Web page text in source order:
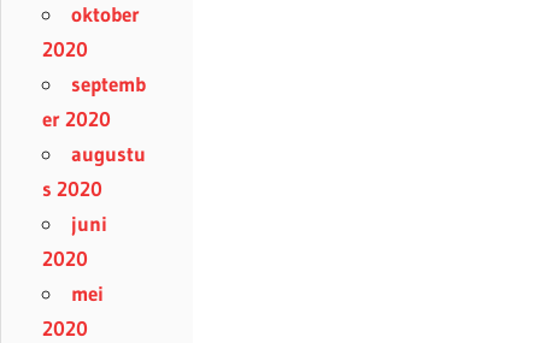
oktober
2020
septemb
er 2020
augustu
s 2020
juni
2020
mei
2020